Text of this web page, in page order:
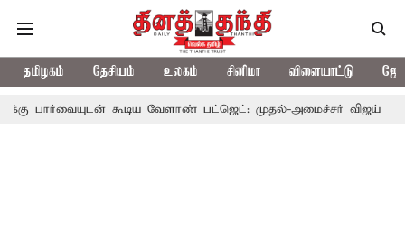
தமிழகம் தேசியம் உலகம் சினிமா விளையாட்டு
கூடிய வேளாண் பட்ஜெட்: முதல்-அமைச்சர் விஜய் தமிழக